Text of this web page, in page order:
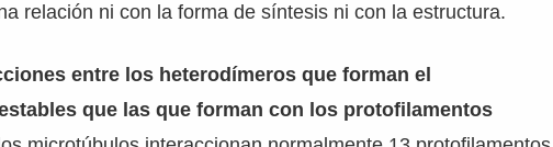
relación ni con la forma de síntesis ni con la estructura.
entre los heterodímeros que forman el
que las que forman con los protofilamentos